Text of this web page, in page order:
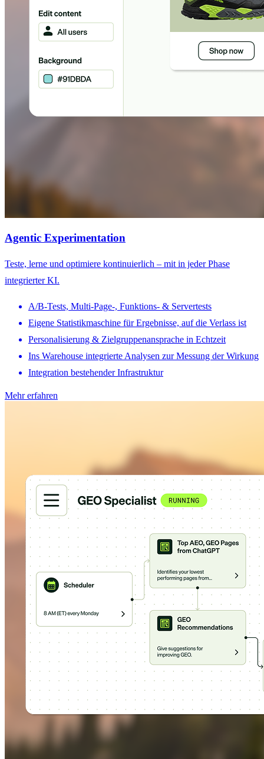
Agentic Experimentation
Teste, lerne und optimiere kontinuierlich – mit in jeder Phase
integrierter KI.
A/B-Tests, Multi-Page-, Funktions- & Servertests
Eigene Statistikmaschine für Ergebnisse, auf die Verlass ist
Personalisierung & Zielgruppenansprache in Echtzeit
Ins Warehouse integrierte Analysen zur Messung der Wirkung
Integration bestehender Infrastruktur
Mehr erfahren